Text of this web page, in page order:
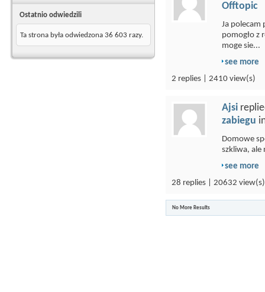
Ostatnio odwiedzili
Ta strona była odwiedzona 36 603 razy.
Offtopic
Ja polecam
pomogło z
moge sie...
see more
2 replies | 2410 view(s)
Ajsi
zabiegu
Domowe
szkliwa, ale
see more
28 replies | 20632 view(s)
No More Results